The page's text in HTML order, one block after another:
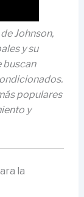
Johnson,
y su
buscan
populares
y
la